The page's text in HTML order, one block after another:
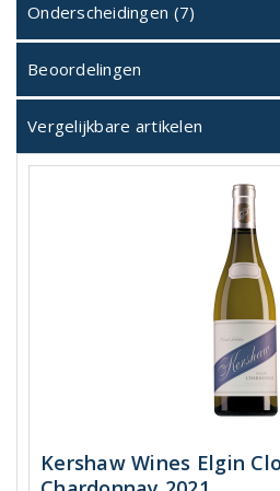
Onderscheidingen (7)
Beoordelingen
Vergelijkbare artikelen
Kershaw Wines Elgin